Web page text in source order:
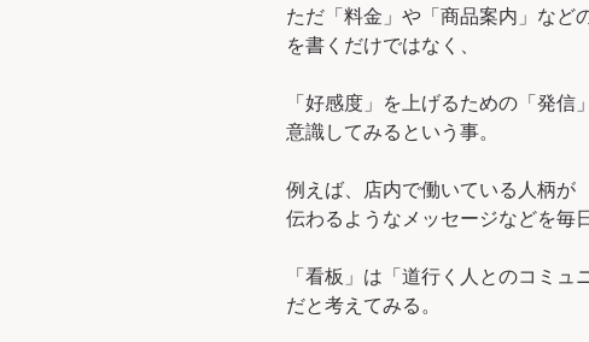
ただ「料金」や「商品案内」など
を書くだけではなく、
「好感度」を上げるための「発信
意識してみるという事。
例えば、店内で働いている人柄が
伝わるようなメッセージなどを毎
「看板」は「道行く人とのコミュ
だと考えてみる。